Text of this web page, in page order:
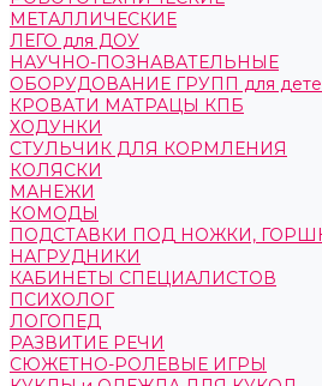
МЕТАЛЛИЧЕСКИЕ
ЛЕГО для ДОУ
НАУЧНО-ПОЗНАВАТЕЛЬНЫЕ
ОБОРУДОВАНИЕ ГРУПП для детей
КРОВАТИ МАТРАЦЫ КПБ
ХОДУНКИ
СТУЛЬЧИК ДЛЯ КОРМЛЕНИЯ
КОЛЯСКИ
МАНЕЖИ
КОМОДЫ
ПОДСТАВКИ ПОД НОЖКИ,
НАГРУДНИКИ
КАБИНЕТЫ СПЕЦИАЛИСТОВ
ПСИХОЛОГ
ЛОГОПЕД
РАЗВИТИЕ РЕЧИ
СЮЖЕТНО-РОЛЕВЫЕ ИГРЫ